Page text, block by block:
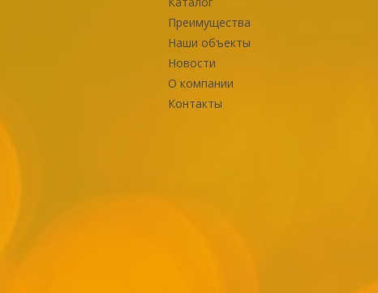
Преимущества
Наши объекты
Новости
О компании
Контакты